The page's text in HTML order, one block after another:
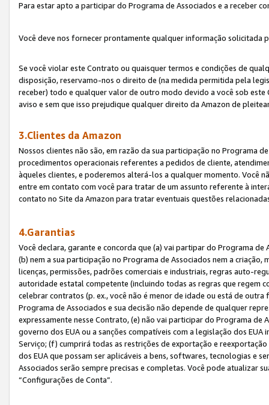
Para estar apto a participar do Programa de Associados e a receber
Você deve nos fornecer prontamente qualquer informação solicitada
Se você violar este Contrato ou quaisquer termos e condições de
disposição, reservamo-nos o direito de (na medida permitida pela
receber) todo e qualquer valor de outro modo devido a você sob
aviso e sem que isso prejudique qualquer direito da Amazon de
3.Clientes da Amazon
Nossos clientes não são, em razão da sua participação no Programa
procedimentos operacionais referentes a pedidos de cliente,
àqueles clientes, e poderemos alterá-los a qualquer momento. Você
entre em contato com você para tratar de um assunto referente à
contato no Site da Amazon para tratar eventuais questões
4.Garantias
Você declara, garante e concorda que (a) vai partipar do Programa
(b) nem a sua participação no Programa de Associados nem a
licenças, permissões, padrões comerciais e industriais, regras auto-
autoridade estatal competente (incluindo todas as regras que regem
celebrar contratos (p. ex., você não é menor de idade ou está de
Programa de Associados e sua decisão não depende de qualquer
expressamente nesse Contrato, (e) não vai participar do Programa
governo dos EUA ou a sanções compatíveis com a legislação dos
Serviço; (f) cumprirá todas as restrições de exportação e
dos EUA que possam ser aplicáveis a bens, softwares, tecnologias e
Associados serão sempre precisas e completas. Você pode atualizar
“Configurações de Conta”.